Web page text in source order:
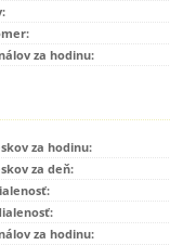
za hodinu:
za hodinu:
za deň:
za hodinu: